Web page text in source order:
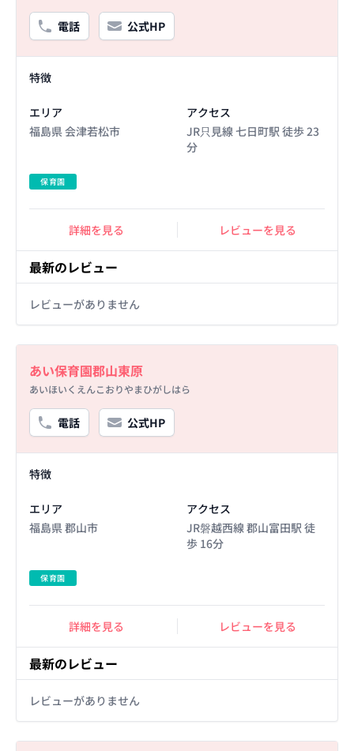
電話 公式HP
特徴
エリア
福島県 会津若松市
アクセス
JR只見線 七日町駅 徒歩 23
分
保育園
詳細を見る レビューを見る
最新のレビュー
レビューがありません
あい保育園郡山東原
あいほいくえんこおりやまひがしはら
電話 公式HP
特徴
エリア
福島県 郡山市
アクセス
JR磐越西線 郡山富田駅 徒
歩 16分
保育園
詳細を見る レビューを見る
最新のレビュー
レビューがありません